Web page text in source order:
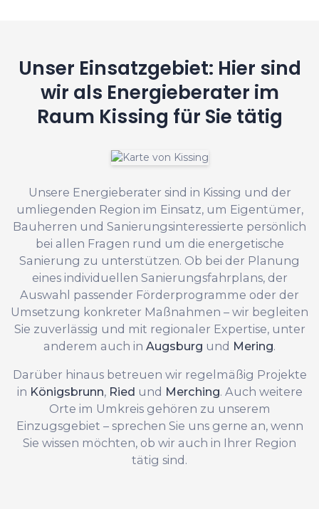
Unser Einsatzgebiet: Hier sind
wir als Energieberater im
Raum Kissing für Sie tätig
Unsere Energieberater sind in Kissing und der
umliegenden Region im Einsatz, um Eigentümer,
Bauherren und Sanierungsinteressierte persönlich
bei allen Fragen rund um die energetische
Sanierung zu unterstützen. Ob bei der Planung
eines individuellen Sanierungsfahrplans, der
Auswahl passender Förderprogramme oder der
Umsetzung konkreter Maßnahmen – wir begleiten
Sie zuverlässig und mit regionaler Expertise, unter
anderem auch in Augsburg und Mering.
Darüber hinaus betreuen wir regelmäßig Projekte
in Königsbrunn, Ried und Merching. Auch weitere
Orte im Umkreis gehören zu unserem
Einzugsgebiet – sprechen Sie uns gerne an, wenn
Sie wissen möchten, ob wir auch in Ihrer Region
tätig sind.